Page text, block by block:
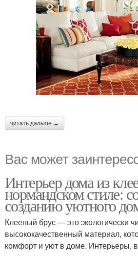
читать дальше →
Вас может
Интерьер дома из
нормандском стиле:
созданию уютного
Клееный брус — это экологически
высококачественный материал,
комфорт и уют в доме. Интерьеры,